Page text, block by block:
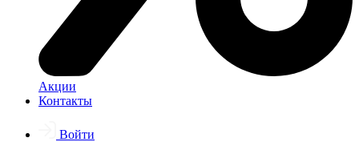
Акции
Контакты
Войти